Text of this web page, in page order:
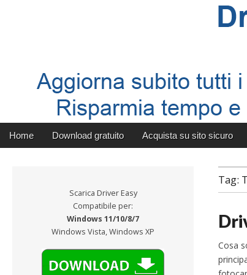
Driver Detective
Main menu
Skip to content
Home Download gratuito Acquista su sito sicuro
Tag:
Cosa
Scarica Driver Easy
Compatibile per:
Windows 11/10/8/7
Windows Vista, Windows XP